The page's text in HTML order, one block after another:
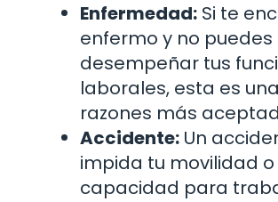
Enfermedad: Si te
enfermo y no puedes
desempeñar tus
laborales, esta es
razones más
Accidente: Un
impida tu movilidad o
capacidad para